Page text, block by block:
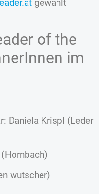
gewählt
of the
im
Daniela Krispl (Leder
wutscher)